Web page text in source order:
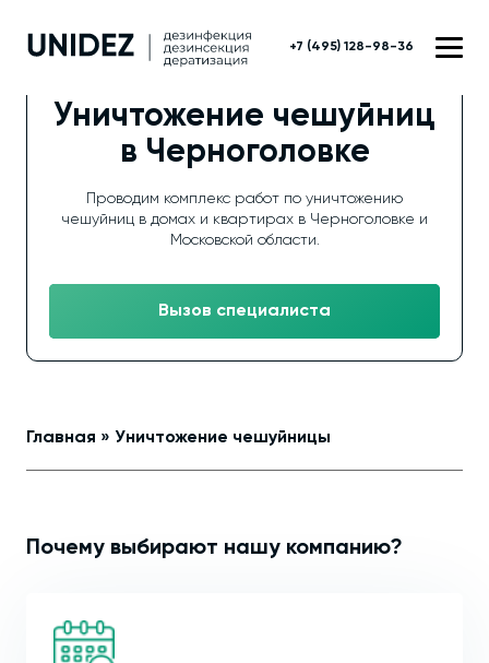
+7 (495) 128-98-36
Уничтожение чешуйниц
в Черноголовке
Проводим комплекс работ по уничтожению
чешуйниц в домах и квартирах в Черноголовке и
Московской области.
Вызов специалиста
Главная » Уничтожение чешуйницы
Почему выбирают нашу компанию?